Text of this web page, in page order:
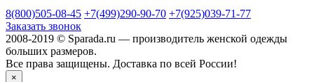
8(800)505-08-45 +7(499)290-90-70 +7(925)039-71-77
Заказать звонок
2008-2019 © Sparada.ru — производитель женской одежды
больших размеров.
Все права защищены. Доставка по всей России!
×